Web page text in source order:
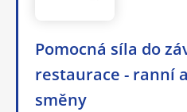
Pomocná síla do
restaurace - ranní
směny